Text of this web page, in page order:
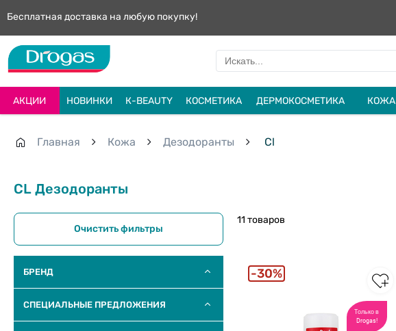
Бесплатная доставка на любую покупку!
АКЦИИ НОВИНКИ К-BEAUTY КОСМЕТИКА ДЕРМОКОСМЕТИКА КОЖА
Главная Кожа Дезодоранты Cl
CL Дезодоранты
Очистить фильтры
БРЕНД
СПЕЦИАЛЬНЫЕ ПРЕДЛОЖЕНИЯ
11 товаров
Только в
Drogas!
30%